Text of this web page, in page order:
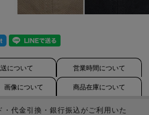
について 営業時間について
画像について 商品在庫について
代金引換・銀行振込がご利用いた